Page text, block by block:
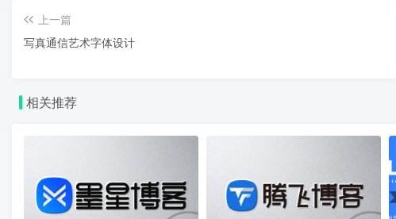
上一篇
写真通信艺术字体设计
相关推荐